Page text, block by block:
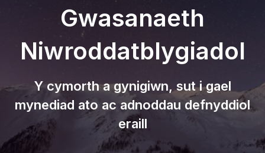
Gwasanaeth
Niwroddatblygiadol
Y cymorth a gynigiwn, sut i gael
mynediad ato ac adnoddau defnyddiol
eraill